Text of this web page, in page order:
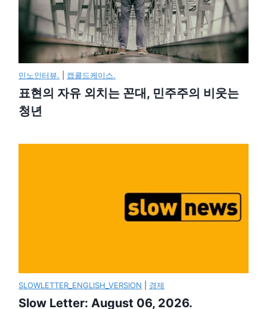
민노인터뷰. 캡콜드케이스.
표현의 자유 외치는 꼰대, 민주주의 비웃는
청년
SLOWLETTER_ENGLISH_VERSION 경제
Slow Letter: August 06, 2026.